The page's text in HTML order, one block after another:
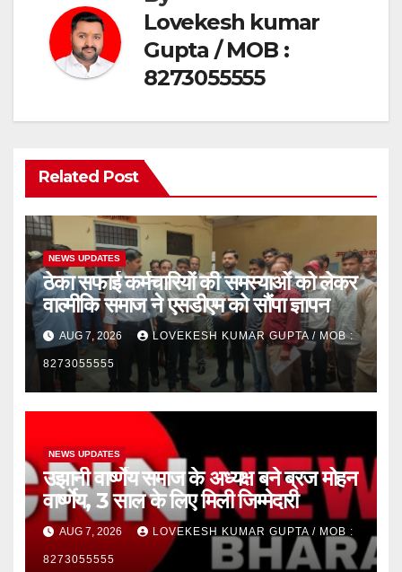
Lovekesh kumar
Gupta / MOB :
8273055555
Related Post
NEWS UPDATES
ठेका सफाई कर्मचारियों की समस्याओं को लेकर
वाल्मीकि समाज ने एसडीएम को सौंपा ज्ञापन
AUG 7, 2026 LOVEKESH KUMAR GUPTA / MOB :
8273055555
NEWS UPDATES
उझानी वार्ष्णेय समाज के अध्यक्ष बने ब्रज मोहन
वार्ष्णेय, 3 साल के लिए मिली जिम्मेदारी
AUG 7, 2026 LOVEKESH KUMAR GUPTA / MOB :
8273055555